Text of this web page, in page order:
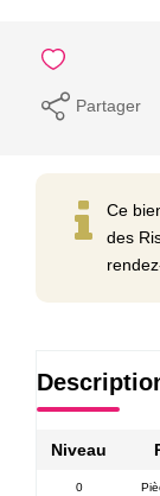
Partager
Ce
des
Niveau
0